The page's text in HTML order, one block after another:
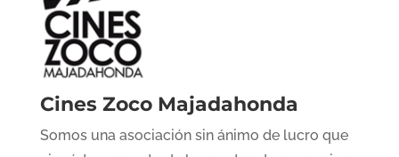
Cines Zoco Majadahonda
Somos una asociación sin ánimo de lucro que